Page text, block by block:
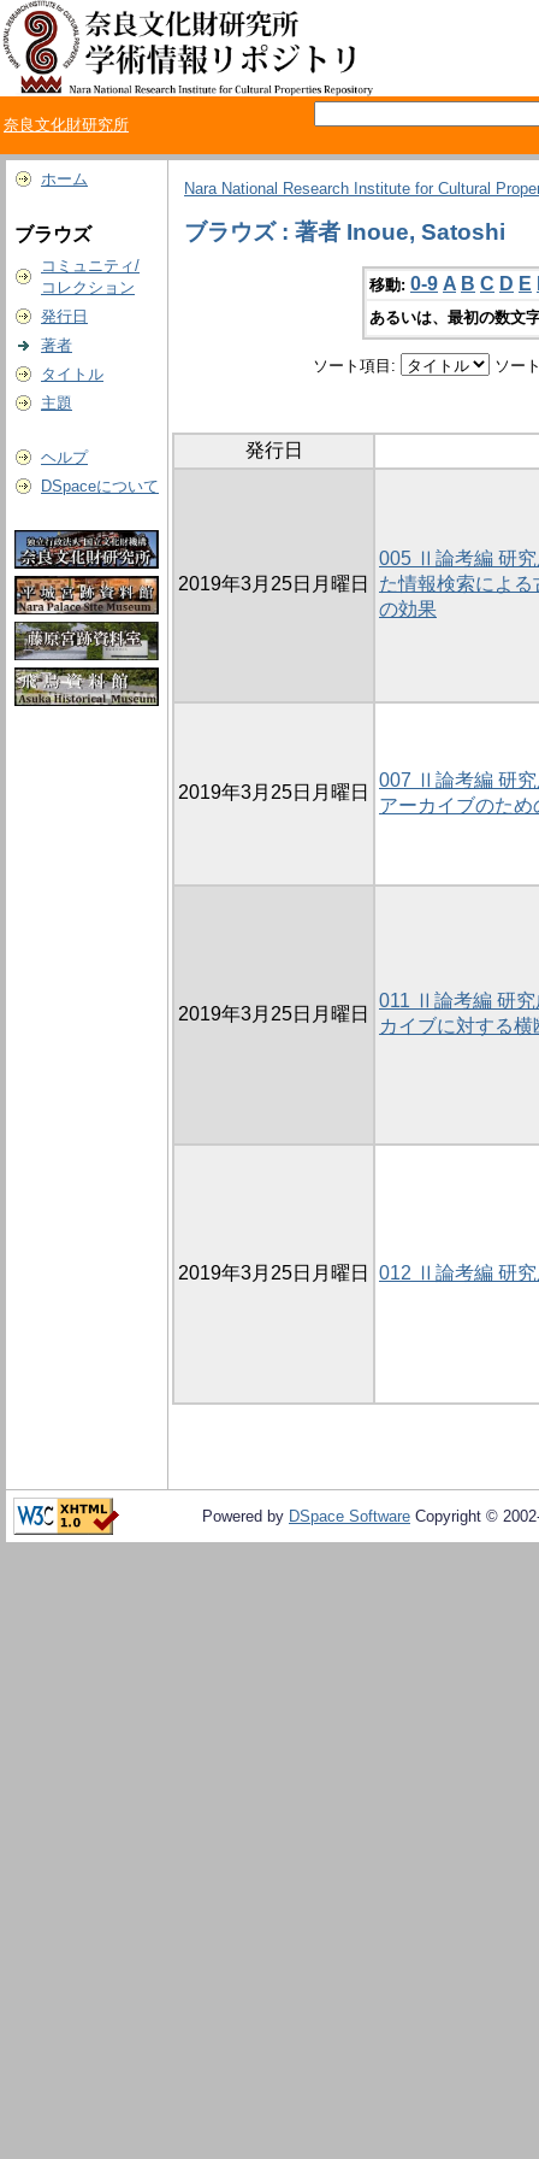
奈良文化財研究所
ホーム
ブラウズ
コミュニティ/
コレクション
発行日
著者
タイトル
主題
ヘルプ
DSpaceについて
Nara National Research Institute for Cultural
ブラウズ : 著者 Inoue, Satoshi
移動: 0-9 A B C D E
あるいは、最初の数文
ソート項目: ソー
発行日
2019年3月25日月曜日
005 Ⅱ論考編 研
た情報検索によ
の効果
2019年3月25日月曜日
007 Ⅱ論考編 研
アーカイブのた
2019年3月25日月曜日
011 Ⅱ論考編 研
カイブに対する
2019年3月25日月曜日 012 Ⅱ論考編 研究
Powered by DSpace Software Copyright ©